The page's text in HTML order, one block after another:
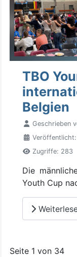
TBO
Belgien
Geschrieben
Zugriffe: 283
Die
Youth Cup
Seite 1 von 34